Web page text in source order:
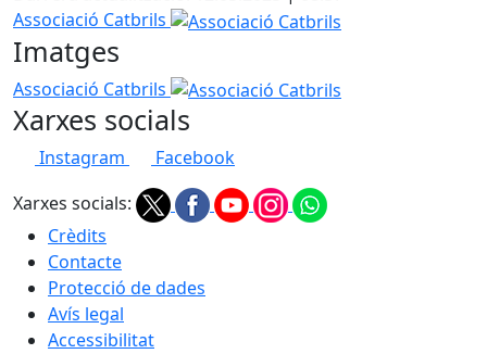
+
−
Associació Catbrils
Imatges
Associació Catbrils
Xarxes socials
Instagram
Facebook
Xarxes socials:
Crèdits
Contacte
Protecció de dades
Avís legal
Accessibilitat